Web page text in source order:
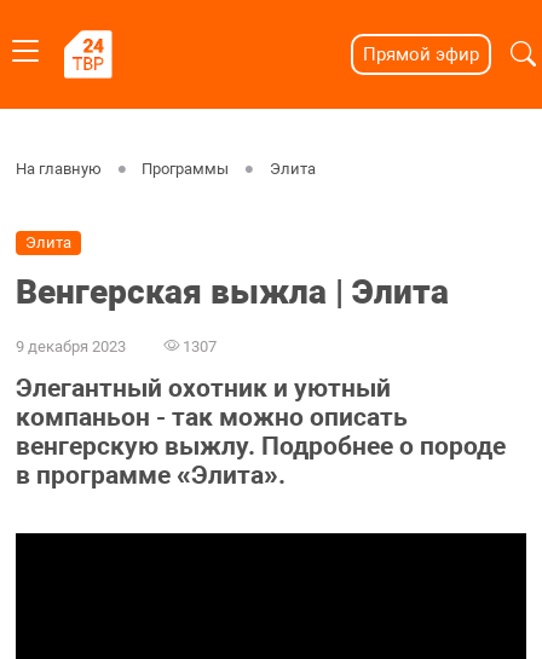
Прямой эфир
На главную Программы Элита
Элита
Венгерская выжла | Элита
9 декабря 2023 1307
Элегантный охотник и уютный
компаньон - так можно описать
венгерскую выжлу. Подробнее о породе
в программе «Элита».